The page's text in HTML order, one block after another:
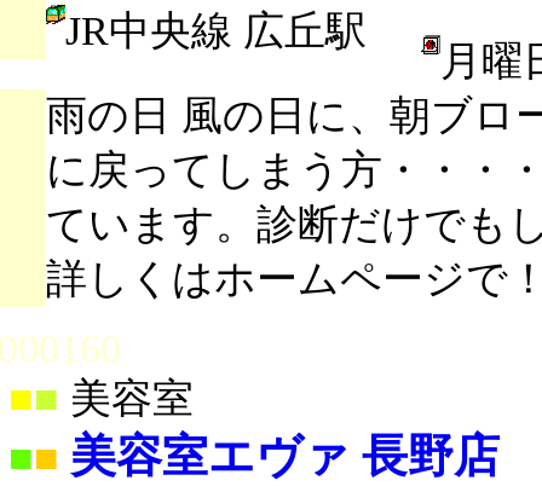
JR中央線 広丘駅
月曜
雨の日 風の日に、朝ブロ
に戻ってしまう方・・・
ています。診断だけでも
詳しくはホームページで
■ 美容室
■■ 美容室エヴァ 長野店